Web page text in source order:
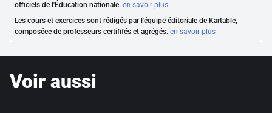
officiels de l'Éducation nationale. en savoir plus
Les cours et exercices sont rédigés par l'équipe éditoriale de Kartable,
composéee de professeurs certififés et agrégés. en savoir plus
Voir aussi